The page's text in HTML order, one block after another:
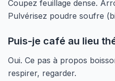
Coupez feuillage dense.
Pulvérisez poudre soufre
Puis-je café au lieu
Oui. Ce pas à propos
respirer, regarder.